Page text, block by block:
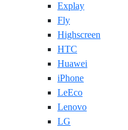
Explay
Fly
Highscreen
HTC
Huawei
iPhone
LeEco
Lenovo
LG